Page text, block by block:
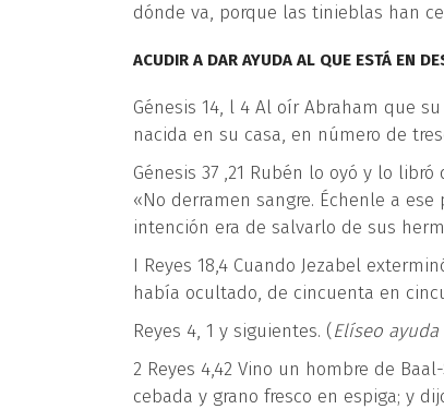
dónde va, porque las tinieblas han
ACUDIR A DAR AYUDA AL QUE ESTÁ EN
Génesis 14, l 4 Al oír Abraham que
nacida en su casa, en número de
Génesis 37 ,21 Rubén lo oyó y lo
«No derramen sangre. Échenle a
intención era de salvarlo de sus
I Reyes 18,4 Cuando Jezabel
había ocultado, de cincuenta en
Reyes 4, 1 y siguientes. (Elíseo
2 Reyes 4,42 Vino un hombre de
cebada y grano fresco en espiga; y